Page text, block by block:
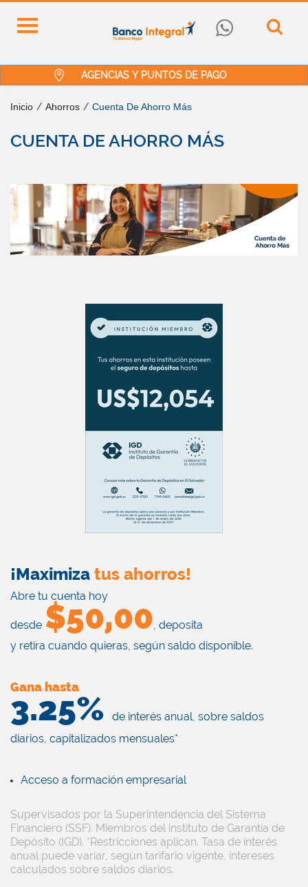
AGENCIAS Y PUNTOS DE PAGO
Inicio / Ahorros / Cuenta De Ahorro Más
CUENTA DE AHORRO MÁS
¡Maximiza tus ahorros!
Abre tu cuenta hoy
desde $50,00, deposita
y retira cuando quieras, según saldo disponible.
Gana hasta
3.25%
de interés anual, sobre saldos
diarios, capitalizados mensuales*
Acceso a formación empresarial
Supervisados por la Superintendencia del Sistema
Financiero (SSF). Miembros del instituto de Garantía de
Depósito (IGD). *Restricciones aplican. Tasa de interés
anual puede variar, según tarifario vigente, intereses
calculados sobre saldos diarios.